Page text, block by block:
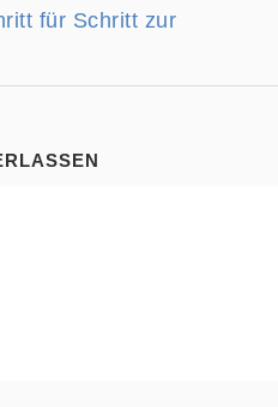
für Schritt zur